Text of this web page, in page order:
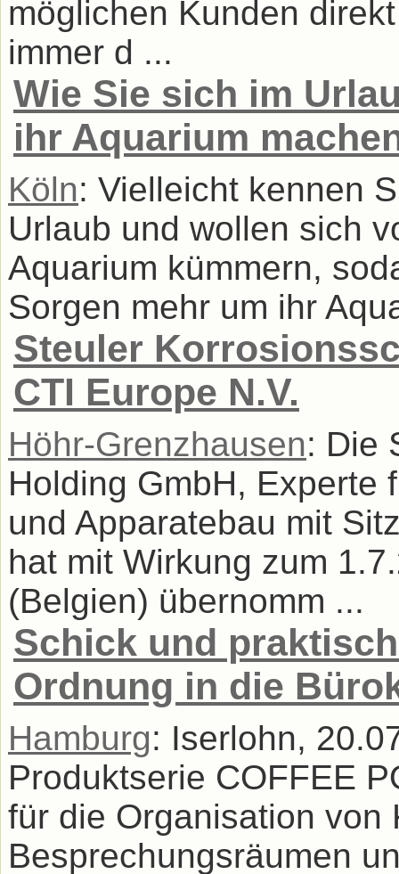
möglichen Kunden
immer d ...
Wie Sie sich im
ihr Aquarium
Köln: Vielleicht kennen
Urlaub und wollen sich
Aquarium kümmern,
Sorgen mehr um ihr
Steuler
CTI Europe N.V.
Höhr-Grenzhausen: Die
Holding GmbH, Experte
und Apparatebau mit
hat mit Wirkung zum
(Belgien) übernomm ...
Schick und
Ordnung in die
Hamburg: Iserlohn,
Produktserie COFFEE
für die Organisation von
Besprechungsräumen